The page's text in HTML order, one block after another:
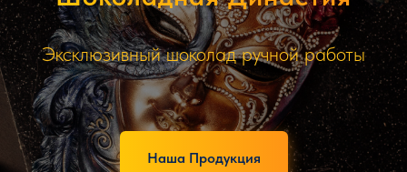
Эксклюзивный шоколад ручной работы
Наша Продукция